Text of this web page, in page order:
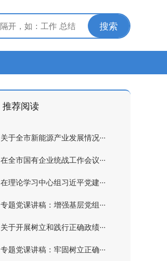
搜索
推荐阅读
关于全市新能源产业发展情况···
在全市国有企业统战工作会议···
在理论学习中心组习近平党建···
专题党课讲稿：增强基层党组···
关于开展树立和践行正确政绩···
专题党课讲稿：牢固树立正确···